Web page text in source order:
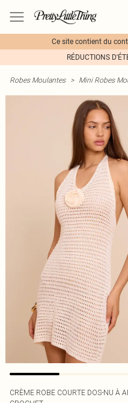
Ce site contient du
RÉDUCTIONS
Robes Moulantes > Mini Robes
CRÈME ROBE COURTE DOS-NU À